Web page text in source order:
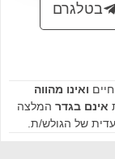
בטלגרם
ואינו מהווה
אינם בגדר המלצה
של הגולש/ת.